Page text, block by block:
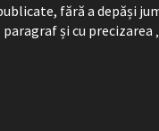
fără a depăși
și cu precizarea